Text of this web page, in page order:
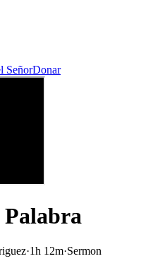
SeñorDonar
·1h 12m·Sermon